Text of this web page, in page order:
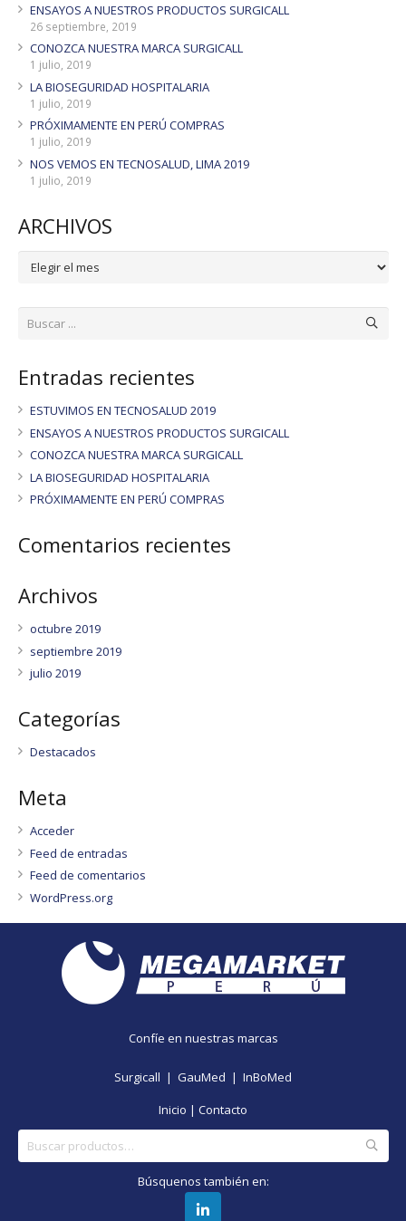
ENSAYOS A NUESTROS PRODUCTOS SURGICALL
26 septiembre, 2019
CONOZCA NUESTRA MARCA SURGICALL
1 julio, 2019
LA BIOSEGURIDAD HOSPITALARIA
1 julio, 2019
PRÓXIMAMENTE EN PERÚ COMPRAS
1 julio, 2019
NOS VEMOS EN TECNOSALUD, LIMA 2019
1 julio, 2019
ARCHIVOS
ARCHIVOS
Entradas recientes
ESTUVIMOS EN TECNOSALUD 2019
ENSAYOS A NUESTROS PRODUCTOS SURGICALL
CONOZCA NUESTRA MARCA SURGICALL
LA BIOSEGURIDAD HOSPITALARIA
PRÓXIMAMENTE EN PERÚ COMPRAS
Comentarios recientes
Archivos
octubre 2019
septiembre 2019
julio 2019
Categorías
Destacados
Meta
Acceder
Feed de entradas
Feed de comentarios
WordPress.org
Confíe en nuestras marcas
Surgicall | GauMed | InBoMed
Inicio | Contacto
por:
Búsquenos también en: